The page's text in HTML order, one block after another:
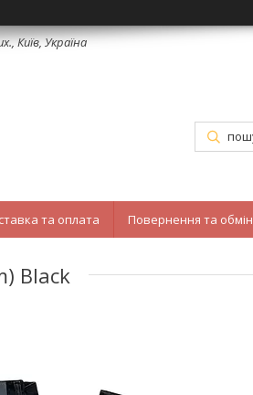
Київ, Україна
та оплата Повернення та обмін
Black